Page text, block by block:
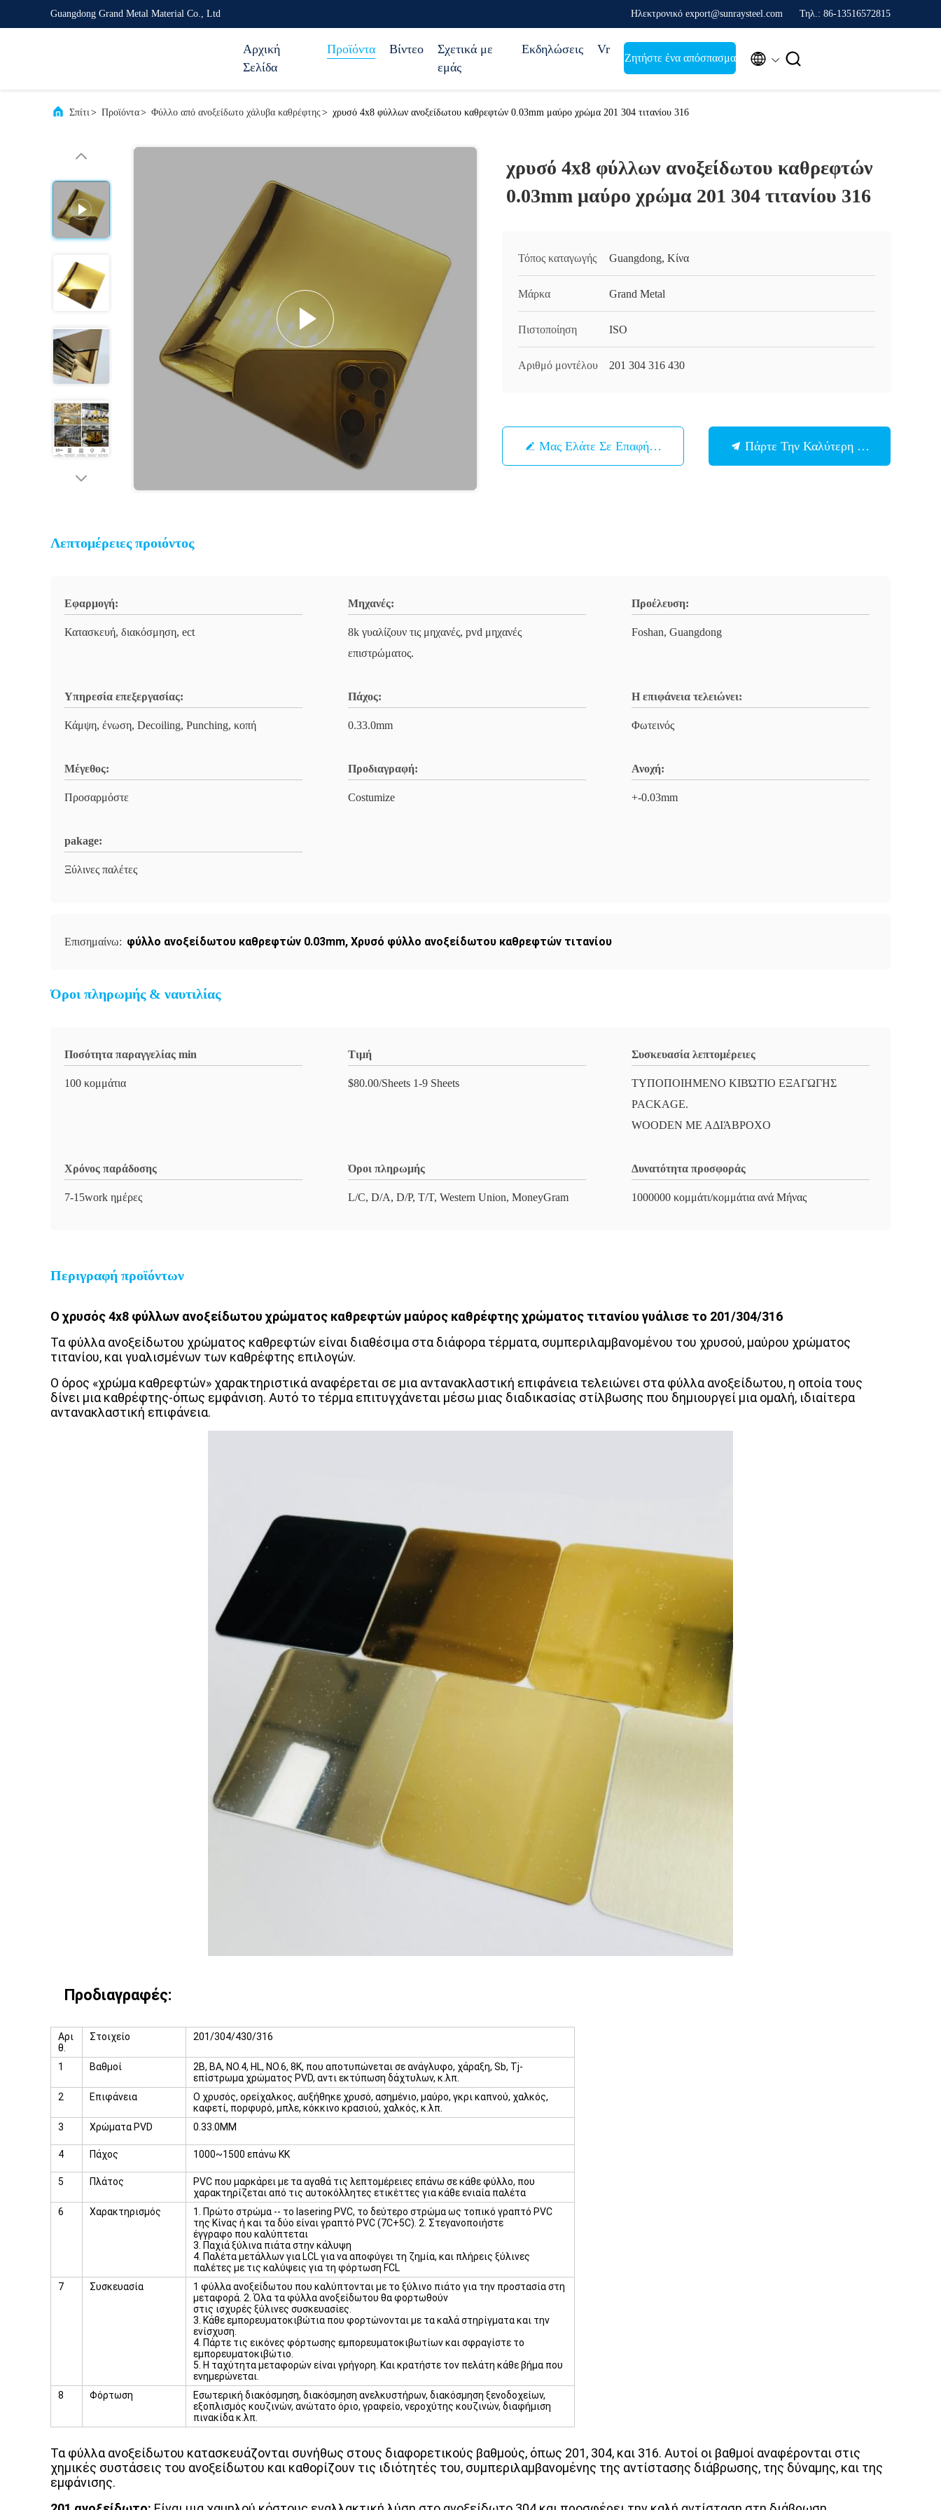
Guangdong Grand Metal Material Co., Ltd Ηλεκτρονικό export@sunraysteel.com Τηλ.: 86-13516572815
Αρχική
Σελίδα
Προϊόντα Βίντεο
Σχετικά με
εμάς
Εκδηλώσεις Vr
Ζητήστε ένα απόσπασμα  
Σπίτι> Προϊόντα> Φύλλο από ανοξείδωτο χάλυβα καθρέφτης > χρυσό 4x8 φύλλων ανοξείδωτου καθρεφτών 0.03mm μαύρο χρώμα 201 304 τιτανίου 316
χρυσό 4x8 φύλλων ανοξείδωτου καθρεφτών
0.03mm μαύρο χρώμα 201 304 τιτανίου 316
Τόπος καταγωγής Guangdong, Κίνα
Μάρκα Grand Metal
Πιστοποίηση ISO
Αριθμό μοντέλου 201 304 316 430
Μας Ελάτε Σε Επαφή Με Πάρτε Την Καλύτερη Τιμή
Λεπτομέρειες προιόντος
Εφαρμογή:
Κατασκευή, διακόσμηση, ect
Μηχανές:
8k γυαλίζουν τις μηχανές, pvd μηχανές
επιστρώματος.
Προέλευση:
Foshan, Guangdong
Υπηρεσία επεξεργασίας:
Κάμψη, ένωση, Decoiling, Punching, κοπή
Πάχος:
0.33.0mm
Η επιφάνεια τελειώνει:
Φωτεινός
Μέγεθος:
Προσαρμόστε
Προδιαγραφή:
Costumize
Ανοχή:
+-0.03mm
pakage:
Ξύλινες παλέτες
Επισημαίνω: φύλλο ανοξείδωτου καθρεφτών 0.03mm, Χρυσό φύλλο ανοξείδωτου καθρεφτών τιτανίου
Όροι πληρωμής & ναυτιλίας
Ποσότητα παραγγελίας min
100 κομμάτια
Τιμή
$80.00/Sheets 1-9 Sheets
Συσκευασία λεπτομέρειες
ΤΥΠΟΠΟΙΗΜΕΝΟ ΚΙΒΏΤΙΟ ΕΞΑΓΩΓΗΣ
PACKAGE.
WOODEN ΜΕ ΑΔΙΆΒΡΟΧΟ
Χρόνος παράδοσης
7-15work ημέρες
Όροι πληρωμής
L/C, D/A, D/P, T/T, Western Union, MoneyGram
Δυνατότητα προσφοράς
1000000 κομμάτι/κομμάτια ανά Μήνας
Περιγραφή προϊόντων
Ο χρυσός 4x8 φύλλων ανοξείδωτου χρώματος καθρεφτών μαύρος καθρέφτης χρώματος τιτανίου γυάλισε το 201/304/316
Τα φύλλα ανοξείδωτου χρώματος καθρεφτών είναι διαθέσιμα στα διάφορα τέρματα, συμπεριλαμβανομένου του χρυσού, μαύρου χρώματος
τιτανίου, και γυαλισμένων των καθρέφτης επιλογών.
Ο όρος «χρώμα καθρεφτών» χαρακτηριστικά αναφέρεται σε μια αντανακλαστική επιφάνεια τελειώνει στα φύλλα ανοξείδωτου, η οποία τους
δίνει μια καθρέφτης-όπως εμφάνιση. Αυτό το τέρμα επιτυγχάνεται μέσω μιας διαδικασίας στίλβωσης που δημιουργεί μια ομαλή, ιδιαίτερα
αντανακλαστική επιφάνεια.
Προδιαγραφές:
Αρι
θ.
Στοιχείο 201/304/430/316
1 Βαθμοί
2B, BA, NO.4, HL, NO.6, 8K, που αποτυπώνεται σε ανάγλυφο, χάραξη, Sb, Tj-
επίστρωμα χρώματος PVD, αντι εκτύπωση δάχτυλων, κ.λπ.
2
Επιφάνεια
Ο χρυσός, ορείχαλκος, αυξήθηκε χρυσό, ασημένιο, μαύρο, γκρι καπνού, χαλκός,
καφετί, πορφυρό, μπλε, κόκκινο κρασιού, χαλκός, κ.λπ.
3
Χρώματα PVD 0.33.0MM
4 Πάχος 1000~1500 επάνω ΚΚ
5 Πλάτος
PVC που μαρκάρει με τα αγαθά τις λεπτομέρειες επάνω σε κάθε φύλλο, που
χαρακτηρίζεται από τις αυτοκόλλητες ετικέττες για κάθε ενιαία παλέτα
6
Χαρακτηρισμός
1. Πρώτο στρώμα -- το lasering PVC, το δεύτερο στρώμα ως τοπικό γραπτό PVC
της Κίνας ή και τα δύο είναι γραπτό PVC (7C+5C). 2. Στεγανοποιήστε
έγγραφο που καλύπτεται
3. Παχιά ξύλινα πιάτα στην κάλυψη
4. Παλέτα μετάλλων για LCL για να αποφύγει τη ζημία, και πλήρεις ξύλινες
παλέτες με τις καλύψεις για τη φόρτωση FCL
7
Συσκευασία
1 φύλλα ανοξείδωτου που καλύπτονται με το ξύλινο πιάτο για την προστασία στη
μεταφορά. 2. Όλα τα φύλλα ανοξείδωτου θα φορτωθούν
στις ισχυρές ξύλινες συσκευασίες.
3. Κάθε εμπορευματοκιβώτια που φορτώνονται με τα καλά στηρίγματα και την
ενίσχυση.
4. Πάρτε τις εικόνες φόρτωσης εμπορευματοκιβωτίων και σφραγίστε το
εμπορευματοκιβώτιο.
5. Η ταχύτητα μεταφορών είναι γρήγορη. Και κρατήστε τον πελάτη κάθε βήμα που
ενημερώνεται.
8
Φόρτωση
Εσωτερική διακόσμηση, διακόσμηση ανελκυστήρων, διακόσμηση ξενοδοχείων,
εξοπλισμός κουζινών, ανώτατο όριο, γραφείο, νεροχύτης κουζινών, διαφήμιση
πινακίδα κ.λπ.
Τα φύλλα ανοξείδωτου κατασκευάζονται συνήθως στους διαφορετικούς βαθμούς, όπως 201, 304, και 316. Αυτοί οι βαθμοί αναφέρονται στις
χημικές συστάσεις του ανοξείδωτου και καθορίζουν τις ιδιότητές του, συμπεριλαμβανομένης της αντίστασης διάβρωσης, της δύναμης, και της
εμφάνισης.